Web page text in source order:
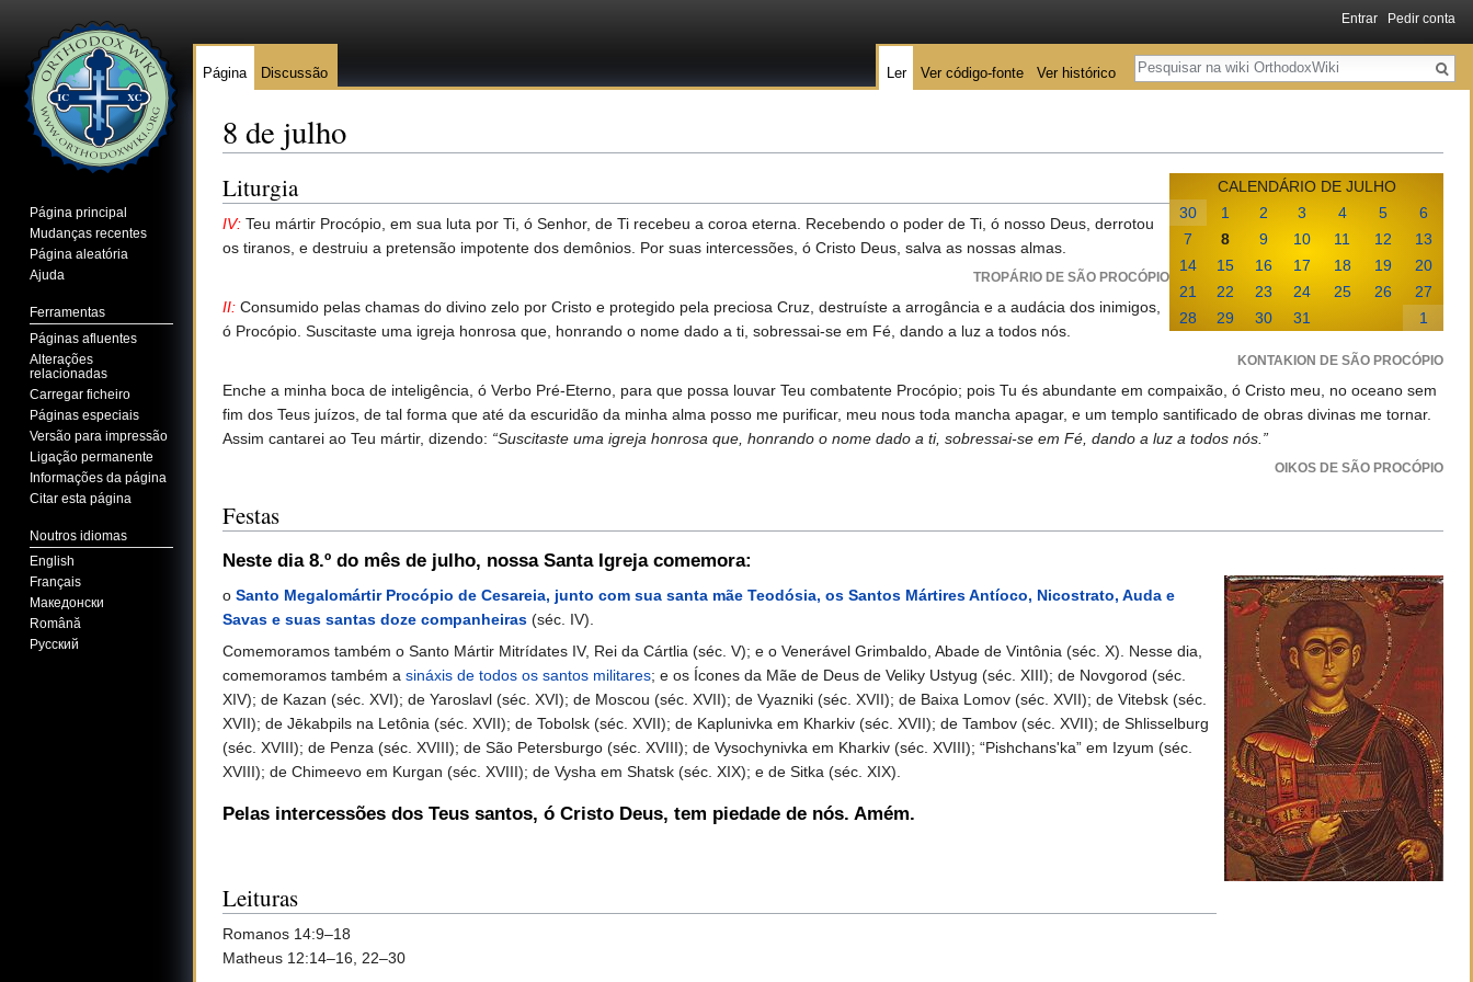
8 de julho
CALENDÁRIO DE JULHO
30
1 2 3 4 5
6
7
8 9 10 11 12
13
14
15 16 17 18 19
20
21
22 23 24 25 26
27
28
29 30 31 1
Liturgia
IV: Teu mártir Procópio, em sua luta por Ti, ó Senhor, de Ti recebeu a coroa eterna. Recebendo o poder de Ti, ó nosso Deus, derrotou
os tiranos, e destruiu a pretensão impotente dos demônios. Por suas intercessões, ó Cristo Deus, salva as nossas almas.
TROPÁRIO DE SÃO PROCÓPIO
II: Consumido pelas chamas do divino zelo por Cristo e protegido pela preciosa Cruz, destruíste a arrogância e a audácia dos inimigos,
ó Procópio. Suscitaste uma igreja honrosa que, honrando o nome dado a ti, sobressai-se em Fé, dando a luz a todos nós.
KONTAKION DE SÃO PROCÓPIO
Enche a minha boca de inteligência, ó Verbo Pré-Eterno, para que possa louvar Teu combatente Procópio; pois Tu és abundante em compaixão, ó Cristo meu, no oceano sem
fim dos Teus juízos, de tal forma que até da escuridão da minha alma posso me purificar, meu nous toda mancha apagar, e um templo santificado de obras divinas me tornar.
Assim cantarei ao Teu mártir, dizendo: “Suscitaste uma igreja honrosa que, honrando o nome dado a ti, sobressai-se em Fé, dando a luz a todos nós.”
OIKOS DE SÃO PROCÓPIO
Festas
Neste dia 8.º do mês de julho, nossa Santa Igreja comemora:
o Santo Megalomártir Procópio de Cesareia, junto com sua santa mãe Teodósia, os Santos Mártires Antíoco, Nicostrato, Auda e
Savas e suas santas doze companheiras (séc. IV).
Comemoramos também o Santo Mártir Mitrídates IV, Rei da Cártlia (séc. V); e o Venerável Grimbaldo, Abade de Vintônia (séc. X). Nesse dia,
comemoramos também a sináxis de todos os santos militares; e os Ícones da Mãe de Deus de Veliky Ustyug (séc. XIII); de Novgorod (séc.
XIV); de Kazan (séc. XVI); de Yaroslavl (séc. XVI); de Moscou (séc. XVII); de Vyazniki (séc. XVII); de Baixa Lomov (séc. XVII); de Vitebsk (séc.
XVII); de Jēkabpils na Letônia (séc. XVII); de Tobolsk (séc. XVII); de Kaplunivka em Kharkiv (séc. XVII); de Tambov (séc. XVII); de Shlisselburg
(séc. XVIII); de Penza (séc. XVIII); de São Petersburgo (séc. XVIII); de Vysochynivka em Kharkiv (séc. XVIII); “Pishchans'ka” em Izyum (séc.
XVIII); de Chimeevo em Kurgan (séc. XVIII); de Vysha em Shatsk (séc. XIX); e de Sitka (séc. XIX).
Pelas intercessões dos Teus santos, ó Cristo Deus, tem piedade de nós. Amém.
Leituras
Romanos 14:9–18
Matheus 12:14–16, 22–30
Entrar Pedir conta
Página Discussão Ler Ver código-fonte Ver histórico
Pesquisa
Página principal
Mudanças recentes
Página aleatória
Ajuda
Ferramentas
Páginas afluentes
Alterações
relacionadas
Carregar ficheiro
Páginas especiais
Versão para impressão
Ligação permanente
Informações da página
Citar esta página
Noutros idiomas
English
Français
Македонски
Română
Русский